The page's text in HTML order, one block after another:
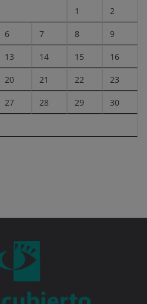
1 2
6 7 8 9
13 14 15 16
20 21 22 23
27 28 29 30